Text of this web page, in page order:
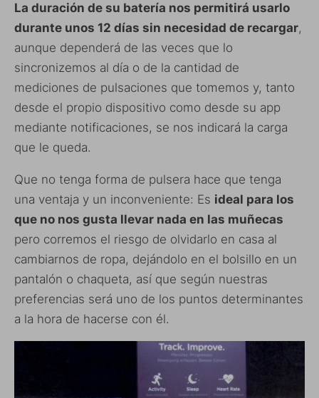
La duración de su batería nos permitirá usarlo
durante unos 12 días sin necesidad de recargar,
aunque dependerá de las veces que lo
sincronizemos al día o de la cantidad de
mediciones de pulsaciones que tomemos y, tanto
desde el propio dispositivo como desde su app
mediante notificaciones, se nos indicará la carga
que le queda.
Que no tenga forma de pulsera hace que tenga
una ventaja y un inconveniente: Es ideal para los
que no nos gusta llevar nada en las muñecas
pero corremos el riesgo de olvidarlo en casa al
cambiarnos de ropa, dejándolo en el bolsillo en un
pantalón o chaqueta, así que según nuestras
preferencias será uno de los puntos determinantes
a la hora de hacerse con él.